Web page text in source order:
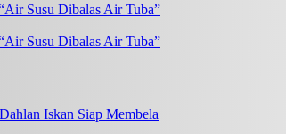
Susu Dibalas Air Tuba”
Iskan Siap Membela